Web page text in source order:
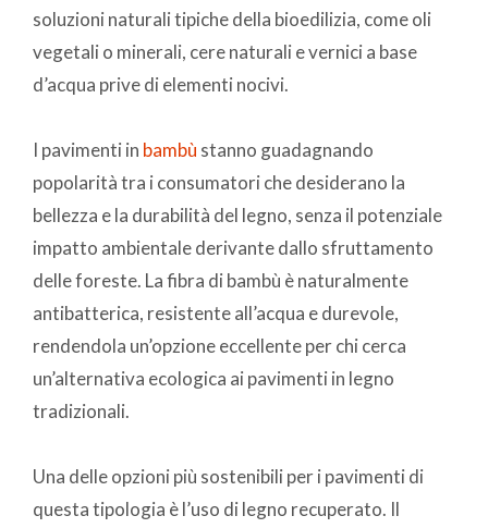
soluzioni naturali tipiche della bioedilizia, come oli
vegetali o minerali, cere naturali e vernici a base
d’acqua prive di elementi nocivi.
I pavimenti in bambù stanno guadagnando
popolarità tra i consumatori che desiderano la
bellezza e la durabilità del legno, senza il potenziale
impatto ambientale derivante dallo sfruttamento
delle foreste. La fibra di bambù è naturalmente
antibatterica, resistente all’acqua e durevole,
rendendola un’opzione eccellente per chi cerca
un’alternativa ecologica ai pavimenti in legno
tradizionali.
Una delle opzioni più sostenibili per i pavimenti di
questa tipologia è l’uso di legno recuperato. Il